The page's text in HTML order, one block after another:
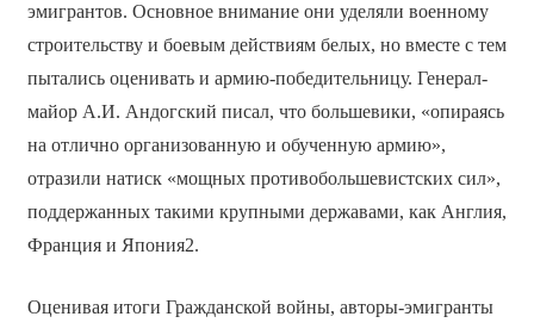
эмигрантов. Основное внимание они уделяли военному
строительству и боевым действиям белых, но вместе с тем
пытались оценивать и армию-победительницу. Генерал-
майор А.И. Андогский писал, что большевики, «опираясь
на отлично организованную и обученную армию»,
отразили натиск «мощных противобольшевистских сил»,
поддержанных такими крупными державами, как Англия,
Франция и Япония2.
Оценивая итоги Гражданской войны, авторы-эмигранты